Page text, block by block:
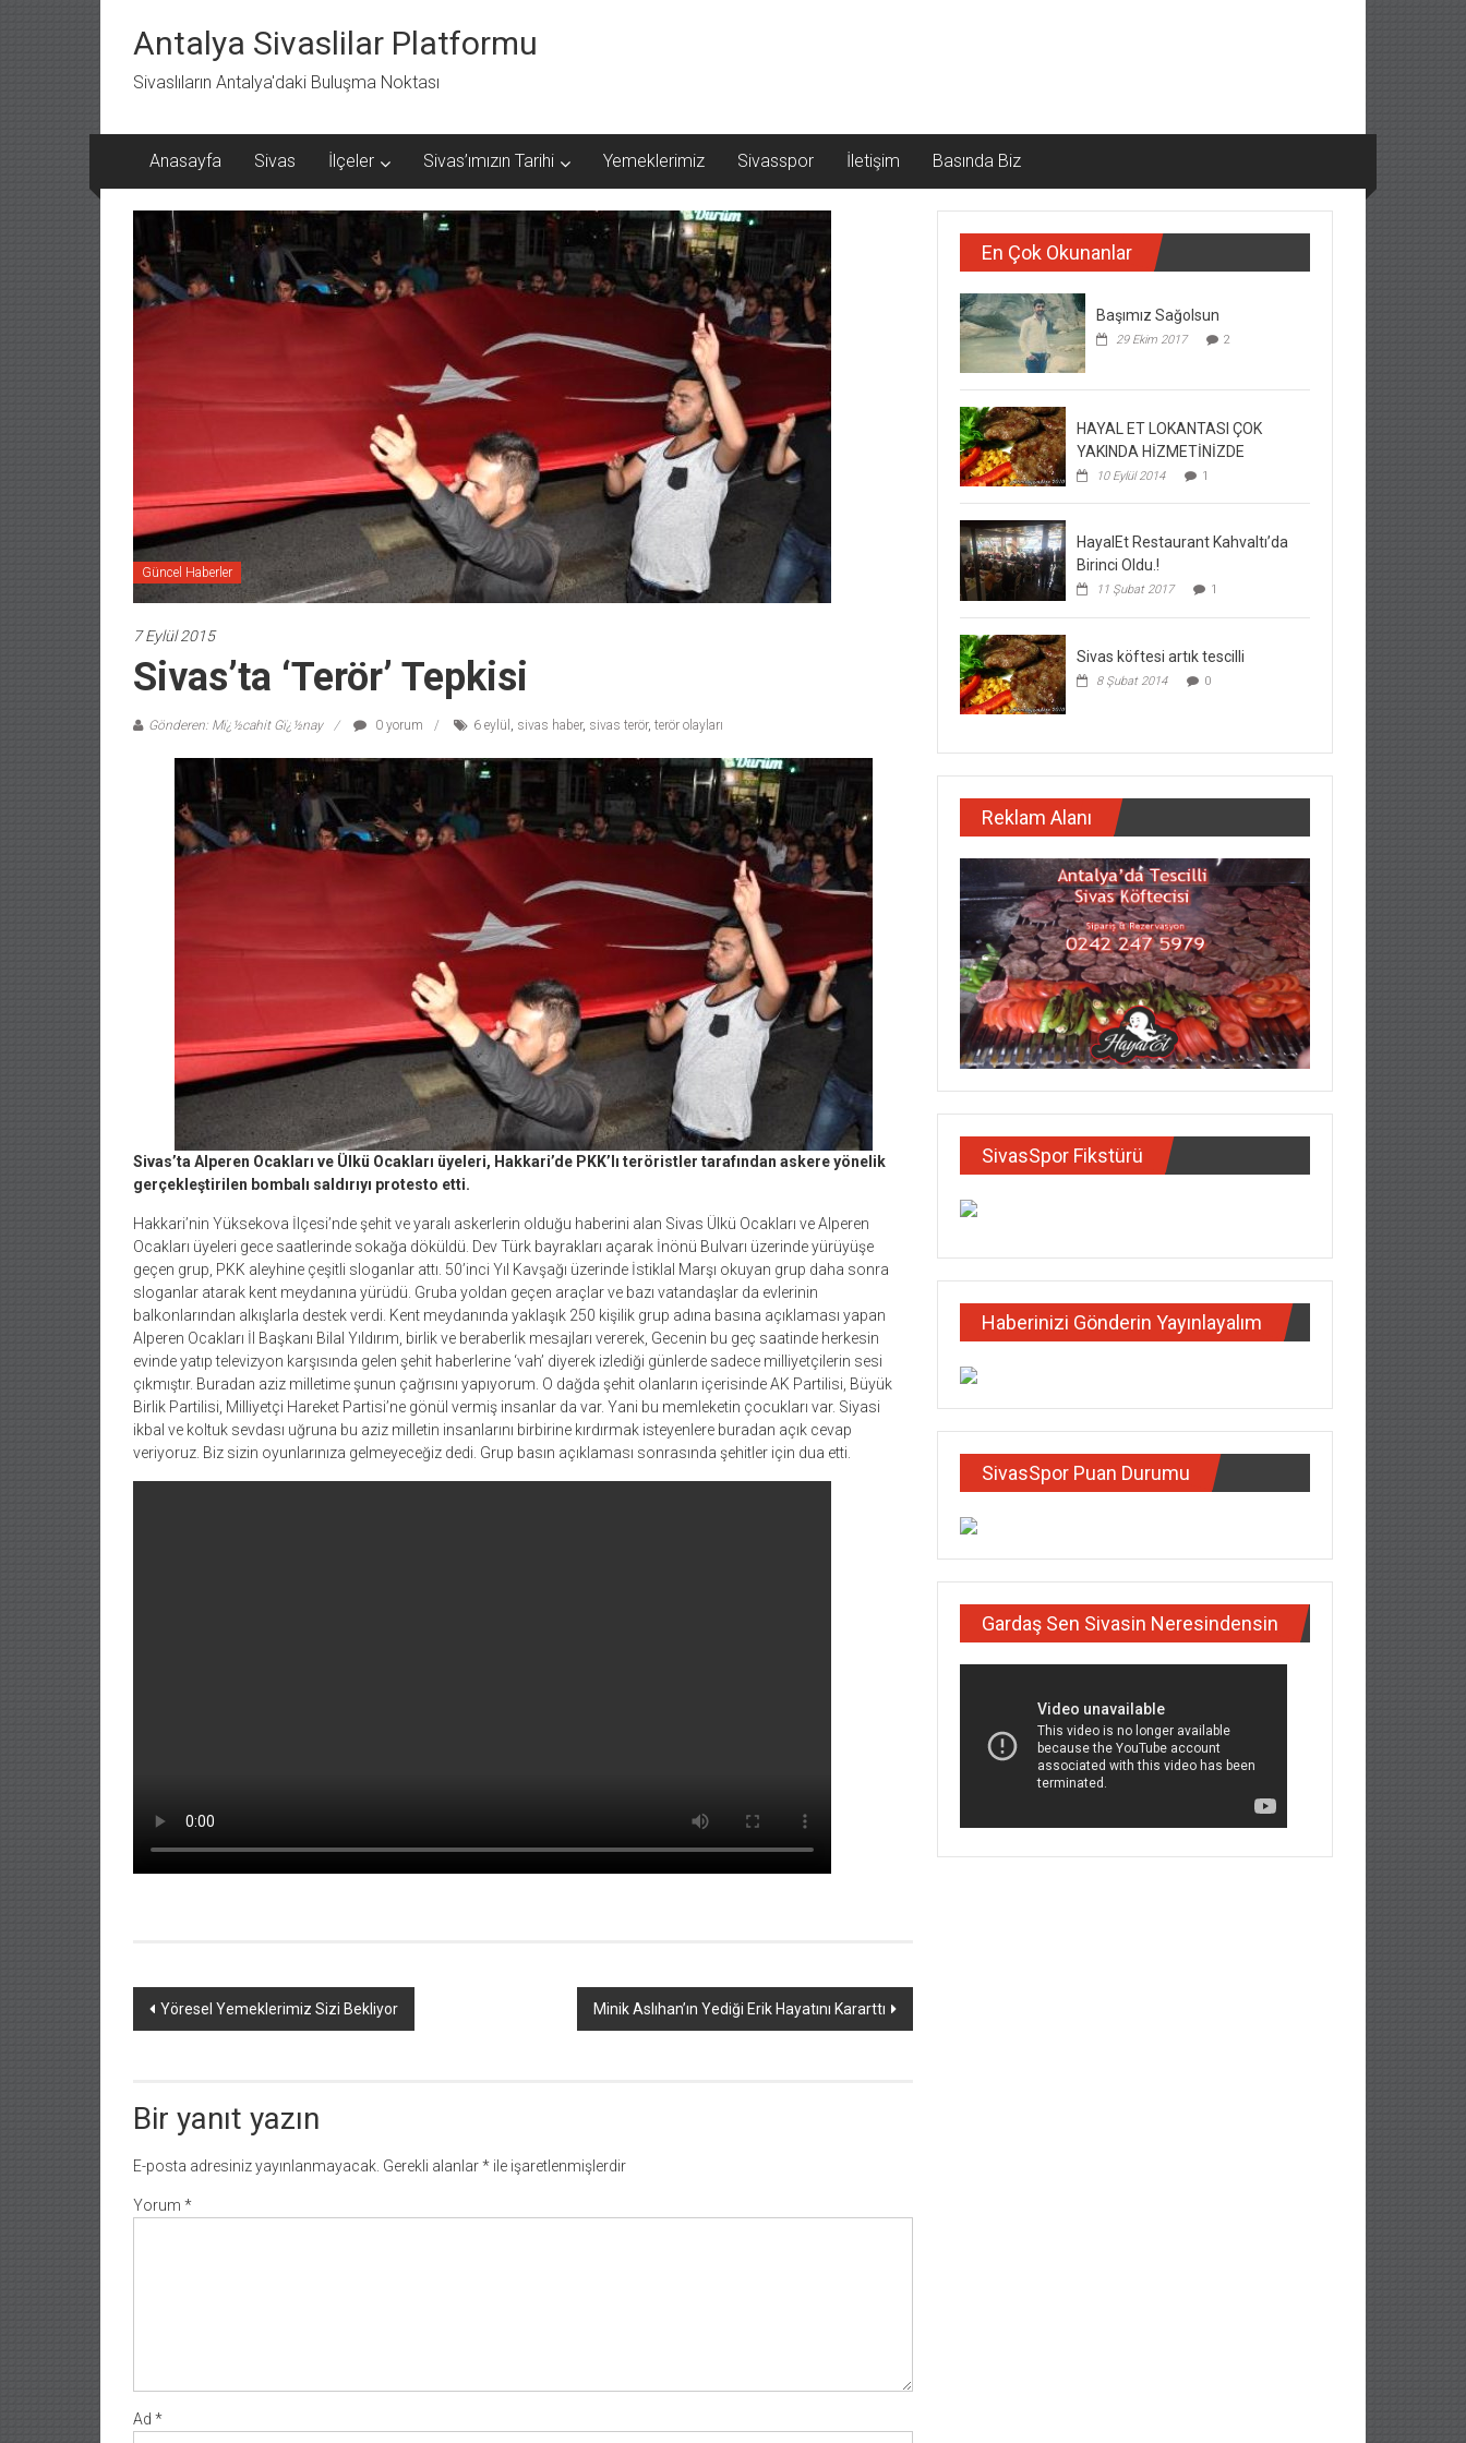
Antalya Sivaslilar Platformu
Sivaslıların Antalya'daki Buluşma Noktası
Anasayfa Sivas İlçeler Sivas’ımızın Tarihi Yemeklerimiz Sivasspor İletişim Basında Biz
Güncel Haberler
7 Eylül 2015
Sivas’ta ‘Terör’ Tepkisi
Gönderen: Mï¿½cahit Gï¿½nay 0 yorum 6 eylül , sivas haber, sivas terör, terör olayları
Sivas’ta Alperen Ocakları ve Ülkü Ocakları üyeleri, Hakkari’de PKK’lı teröristler tarafından askere yönelik
gerçekleştirilen bombalı saldırıyı protesto etti.
Hakkari’nin Yüksekova İlçesi’nde şehit ve yaralı askerlerin olduğu haberini alan Sivas Ülkü Ocakları ve Alperen
Ocakları üyeleri gece saatlerinde sokağa döküldü. Dev Türk bayrakları açarak İnönü Bulvarı üzerinde yürüyüşe
geçen grup, PKK aleyhine çeşitli sloganlar attı. 50’inci Yıl Kavşağı üzerinde İstiklal Marşı okuyan grup daha sonra
sloganlar atarak kent meydanına yürüdü. Gruba yoldan geçen araçlar ve bazı vatandaşlar da evlerinin
balkonlarından alkışlarla destek verdi. Kent meydanında yaklaşık 250 kişilik grup adına basına açıklaması yapan
Alperen Ocakları İl Başkanı Bilal Yıldırım, birlik ve beraberlik mesajları vererek, Gecenin bu geç saatinde herkesin
evinde yatıp televizyon karşısında gelen şehit haberlerine ‘vah’ diyerek izlediği günlerde sadece milliyetçilerin sesi
çıkmıştır. Buradan aziz milletime şunun çağrısını yapıyorum. O dağda şehit olanların içerisinde AK Partilisi, Büyük
Birlik Partilisi, Milliyetçi Hareket Partisi’ne gönül vermiş insanlar da var. Yani bu memleketin çocukları var. Siyasi
ikbal ve koltuk sevdası uğruna bu aziz milletin insanlarını birbirine kırdırmak isteyenlere buradan açık cevap
veriyoruz. Biz sizin oyunlarınıza gelmeyeceğiz dedi. Grup basın açıklaması sonrasında şehitler için dua etti.
Yazı
Yöresel Yemeklerimiz Sizi Bekliyor Minik Aslıhan’ın Yediği Erik Hayatını Kararttı
Bir yanıt yazın
E-posta adresiniz yayınlanmayacak. Gerekli alanlar* ile işaretlenmişlerdir
Yorum *
Ad *
En Çok Okunanlar
Başımız Sağolsun
29 Ekim 2017 2
HAYAL ET LOKANTASI ÇOK
YAKINDA HİZMETİNİZDE
10 Eylül 2014 1
HayalEt Restaurant Kahvaltı’da
Birinci Oldu.!
11 Şubat 2017 1
Sivas köftesi artık tescilli
8 Şubat 2014 0
Reklam Alanı
SivasSpor Fikstürü
Haberinizi Gönderin Yayınlayalım
SivasSpor Puan Durumu
Gardaş Sen Sivasin Neresindensin